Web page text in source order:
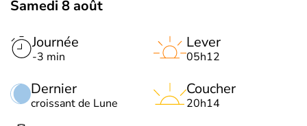
Samedi 8 août
Journée
-3 min
Dernier
croissant de Lune
Lever
05h12
Coucher
20h14